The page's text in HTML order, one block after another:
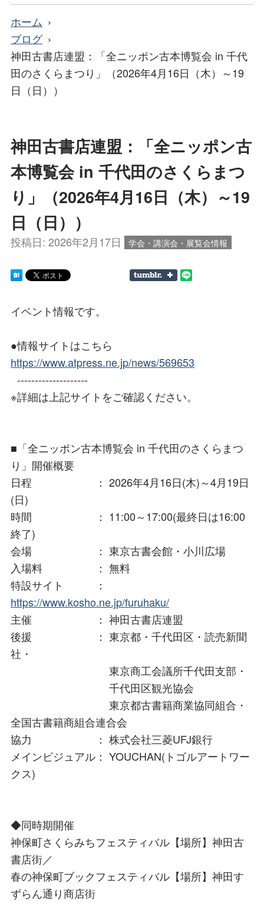
ホーム
ブログ
神田古書店連盟：「全ニッポン古本博覧会 in 千代
田のさくらまつり」（2026年4月16日（木）～19
日（日））
神田古書店連盟：「全ニッポン古
本博覧会 in 千代田のさくらまつ
り」（2026年4月16日（木）～19
日（日））
投稿日: 2026年2月17日 学会・講演会・展覧会情報
イベント情報です。
●情報サイトはこちら
https://www.atpress.ne.jp/news/569653
--------------------
※詳細は上記サイトをご確認ください。
■「全ニッポン古本博覧会 in 千代田のさくらまつ
り」開催概要
日程 ： 2026年4月16日(木)～4月19日
(日)
時間 ： 11:00～17:00(最終日は16:00
終了)
会場 ： 東京古書会館・小川広場
入場料 ： 無料
特設サイト ：
https://www.kosho.ne.jp/furuhaku/
主催 ： 神田古書店連盟
後援 ： 東京都・千代田区・読売新聞
社・
東京商工会議所千代田支部・
千代田区観光協会
東京都古書籍商業協同組合・
全国古書籍商組合連合会
協力 ： 株式会社三菱UFJ銀行
メインビジュアル： YOUCHAN(トゴルアートワー
クス)
◆同時期開催
神保町さくらみちフェスティバル【場所】神田古
書店街／
春の神保町ブックフェスティバル【場所】神田す
ずらん通り商店街